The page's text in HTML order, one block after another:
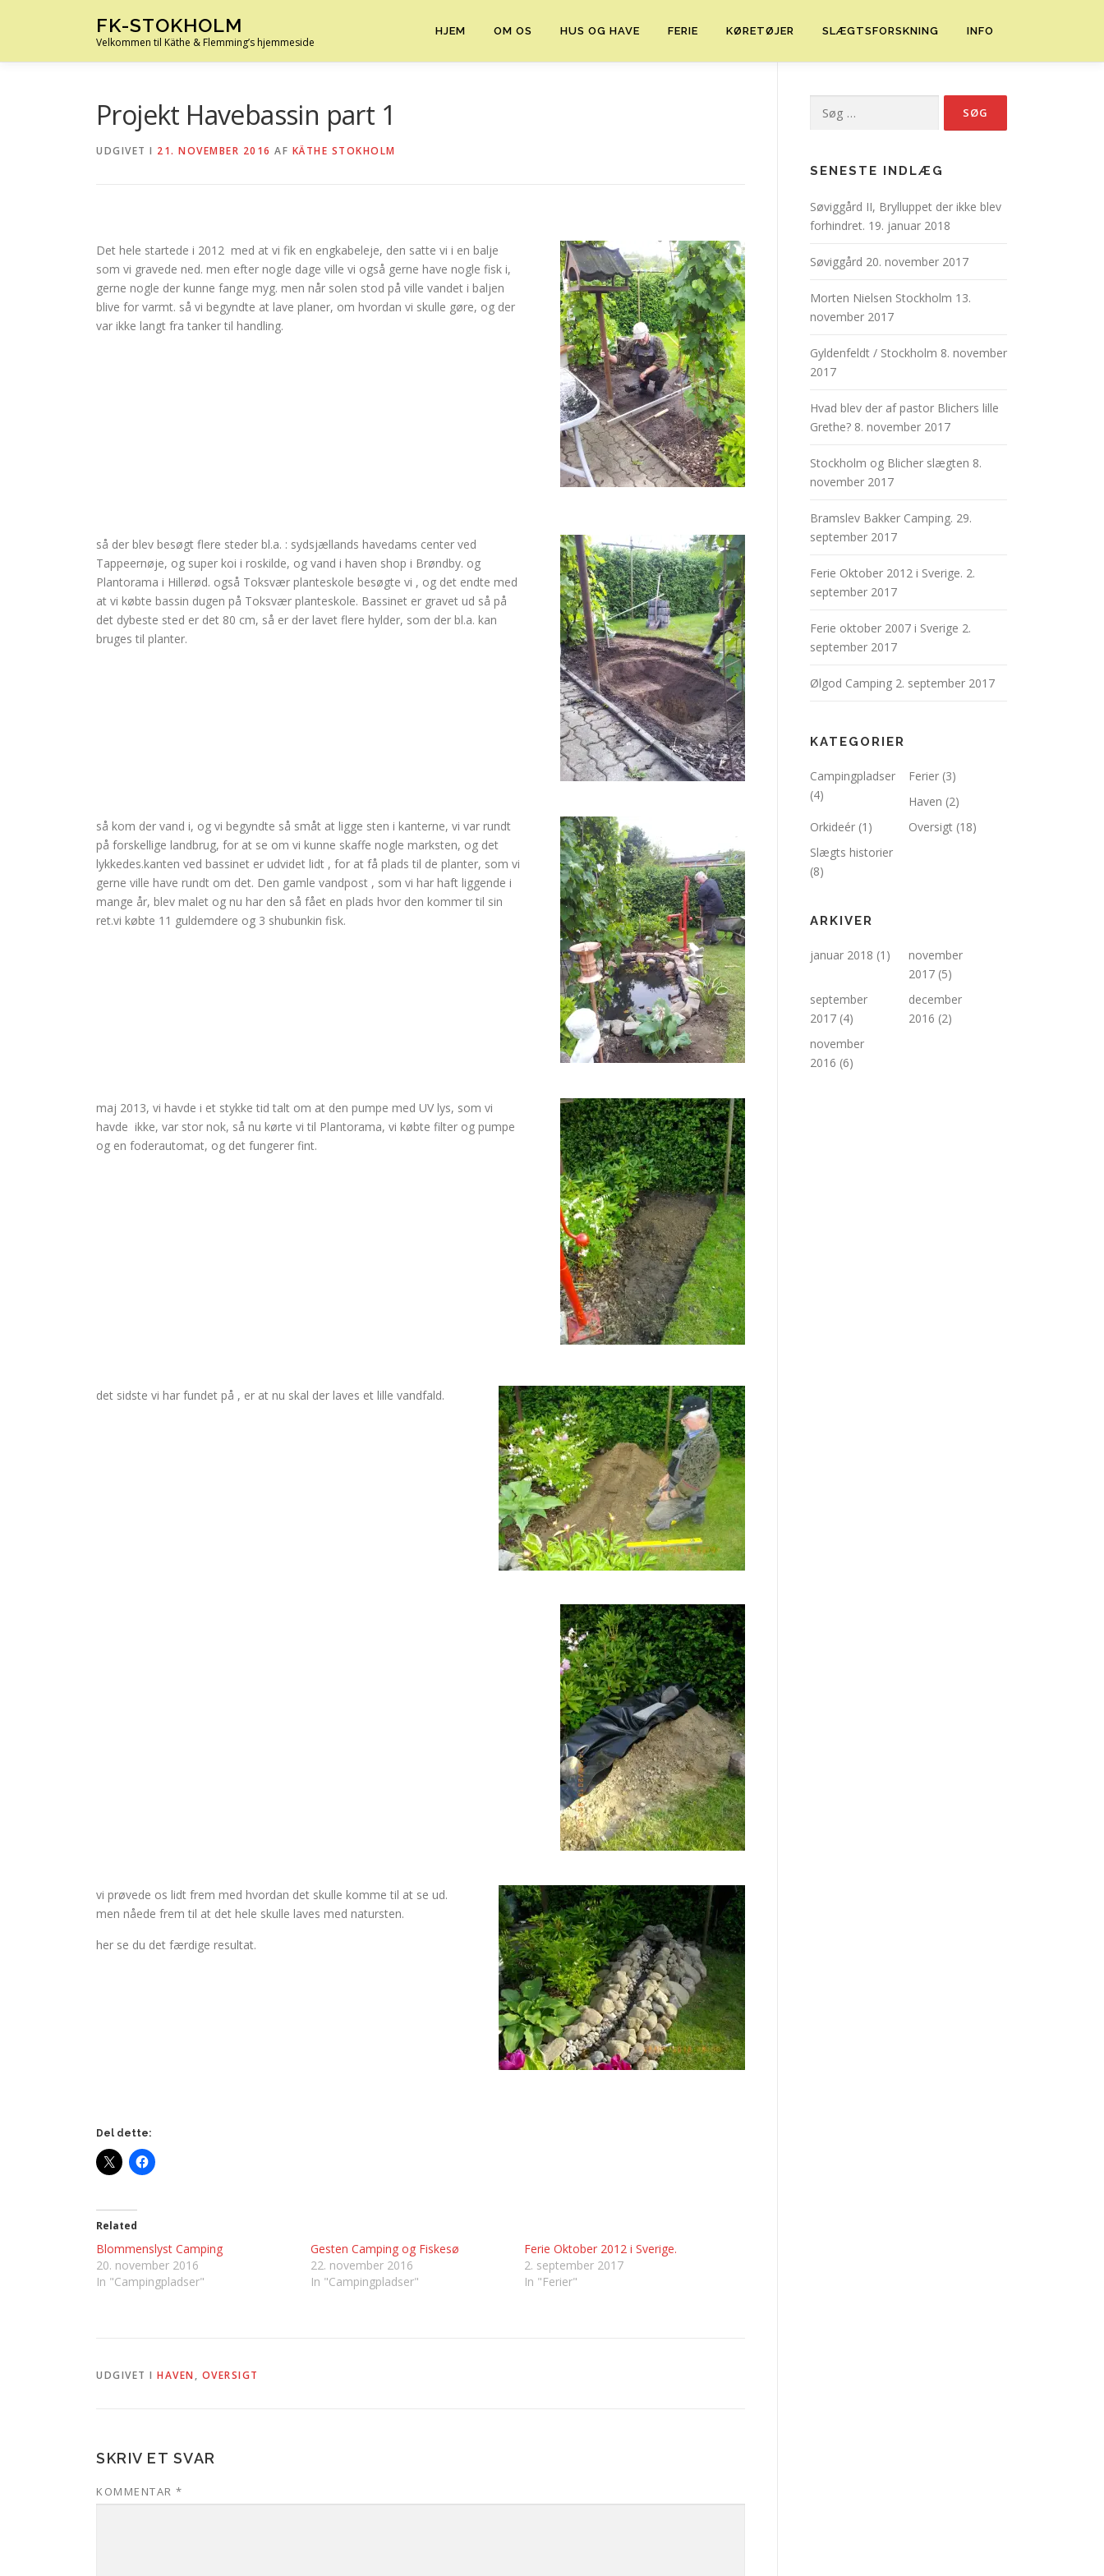
FK-STOKHOLM
Velkommen til Käthe & Flemming’s hjemmeside
HJEM OM OS HUS OG HAVE FERIE KØRETØJER SLÆGTSFORSKNING INFO
Projekt Havebassin part 1
UDGIVET I 21. NOVEMBER 2016 AF KÄTHE STOKHOLM
Det hele startede i 2012 med at vi fik en engkabeleje, den satte vi i en balje
som vi gravede ned. men efter nogle dage ville vi også gerne have nogle fisk i,
gerne nogle der kunne fange myg. men når solen stod på ville vandet i baljen
blive for varmt. så vi begyndte at lave planer, om hvordan vi skulle gøre, og der
var ikke langt fra tanker til handling.
så der blev besøgt flere steder bl.a. : sydsjællands havedams center ved
Tappeernøje, og super koi i roskilde, og vand i haven shop i Brøndby. og
Plantorama i Hillerød. også Toksvær planteskole besøgte vi , og det endte med
at vi købte bassin dugen på Toksvær planteskole. Bassinet er gravet ud så på
det dybeste sted er det 80 cm, så er der lavet flere hylder, som der bl.a. kan
bruges til planter.
så kom der vand i, og vi begyndte så småt at ligge sten i kanterne, vi var rundt
på forskellige landbrug, for at se om vi kunne skaffe nogle marksten, og det
lykkedes.kanten ved bassinet er udvidet lidt , for at få plads til de planter, som vi
gerne ville have rundt om det. Den gamle vandpost , som vi har haft liggende i
mange år, blev malet og nu har den så fået en plads hvor den kommer til sin
ret.vi købte 11 guldemdere og 3 shubunkin fisk.
maj 2013, vi havde i et stykke tid talt om at den pumpe med UV lys, som vi
havde ikke, var stor nok, så nu kørte vi til Plantorama, vi købte filter og pumpe
og en foderautomat, og det fungerer fint.
det sidste vi har fundet på , er at nu skal der laves et lille vandfald.
vi prøvede os lidt frem med hvordan det skulle komme til at se ud.
men nåede frem til at det hele skulle laves med natursten.
her se du det færdige resultat.
Del dette:
Related
Blommenslyst Camping
20. november 2016
In "Campingpladser"
Gesten Camping og Fiskesø
22. november 2016
In "Campingpladser"
Ferie Oktober 2012 i Sverige.
2. september 2017
In "Ferier"
UDGIVET I HAVEN , OVERSIGT
SKRIV ET SVAR
KOMMENTAR *
efter:
SENESTE INDLÆG
Søviggård II, Brylluppet der ikke blev
forhindret. 19. januar 2018
Søviggård 20. november 2017
Morten Nielsen Stockholm 13.
november 2017
Gyldenfeldt / Stockholm 8. november
2017
Hvad blev der af pastor Blichers lille
Grethe? 8. november 2017
Stockholm og Blicher slægten 8.
november 2017
Bramslev Bakker Camping. 29.
september 2017
Ferie Oktober 2012 i Sverige. 2.
september 2017
Ferie oktober 2007 i Sverige 2.
september 2017
Ølgod Camping 2. september 2017
KATEGORIER
Campingpladser
(4)
Ferier (3)
Haven (2)
Orkideér (1) Oversigt (18)
Slægts historier
(8)
ARKIVER
januar 2018 (1)
november
2017 (5)
september
2017 (4)
december
2016 (2)
november
2016 (6)